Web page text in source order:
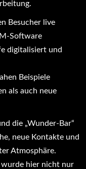
Besucher live
Software
digitalisiert und
Beispiele
als auch neue
die „Wunder-Bar“
neue Kontakte und
Atmosphäre.
wurde hier nicht nur